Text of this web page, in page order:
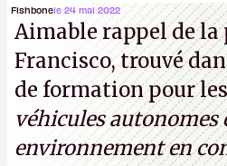
garantir une sécurité
parties distantes. Vous ne
normal, ça fait toujours ça
(Crédit photo : China
Fishbonele 24 mai 2022
Aimable rappel de la
Francisco, trouvé
de formation pour
véhicules
environnement en